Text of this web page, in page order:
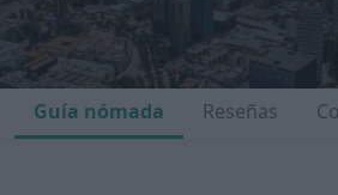
Guía nómada Reseñas